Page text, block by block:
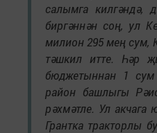
салымга килгәндә,
биргәннән соң, ул
милион 295 мең сум,
тәшкил итте. Һәр
бюджетыннан 1
район башлыгы
рәхмәтле. Ул акчага
Грантка тракторлы